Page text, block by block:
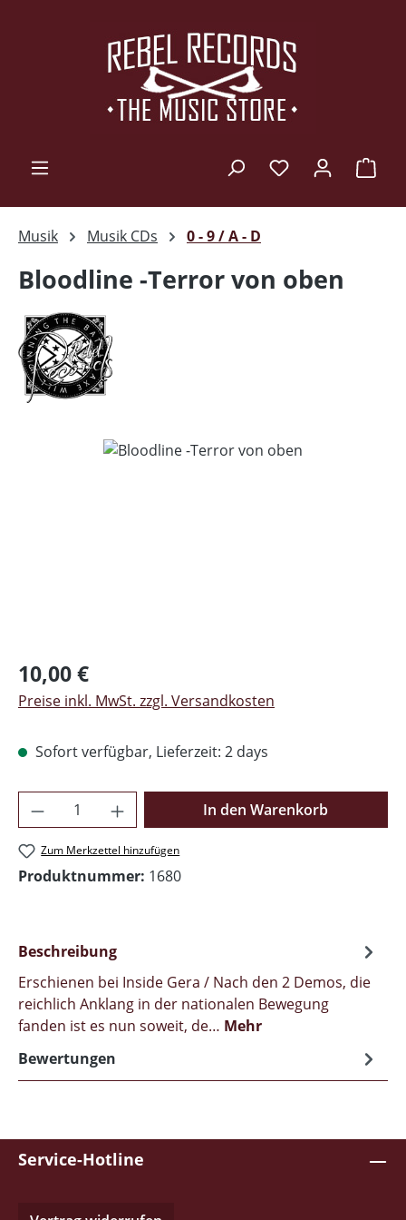
Musik Musik CDs 0 - 9 / A - D
Bloodline -Terror von oben
Regulärer Preis:
10,00 €
Preise inkl. MwSt. zzgl. Versandkosten
Sofort verfügbar, Lieferzeit: 2 days
Produkt Anzahl: Gib den gewünschten
In den Warenkorb
Zum Merkzettel hinzufügen
Produktnummer: 1680
Beschreibung
Erschienen bei Inside Gera / Nach den 2 Demos, die
reichlich Anklang in der nationalen Bewegung
fanden ist es nun soweit, de… Mehr
Bewertungen
Service-Hotline